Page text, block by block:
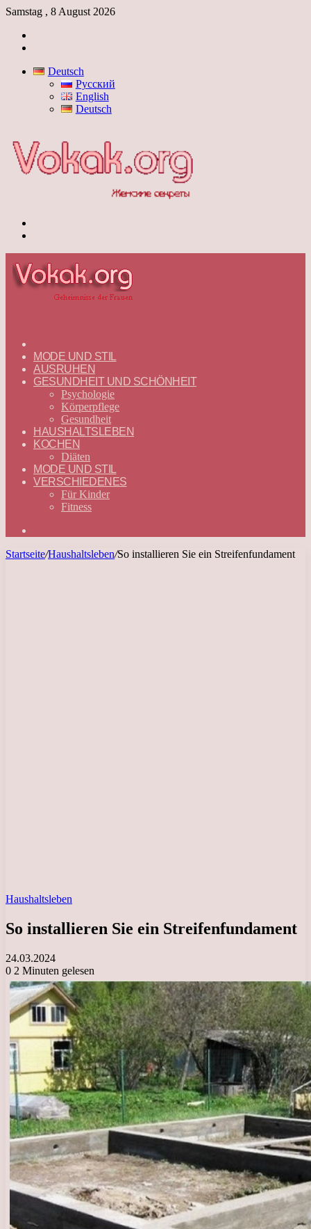
Samstag , 8 August 2026
Deutsch
Русский
English
Deutsch
—
DEUTSCH
MODE UND STIL
AUSRUHEN
GESUNDHEIT UND SCHÖNHEIT
Psychologie
Körperpflege
Gesundheit
HAUSHALTSLEBEN
KOCHEN
Diäten
MODE UND STIL
VERSCHIEDENES
Für Kinder
Fitness
Startseite/Haushaltsleben/So installieren Sie ein Streifenfundament
Haushaltsleben
So installieren Sie ein Streifenfundament
24.03.2024
0 2 Minuten gelesen